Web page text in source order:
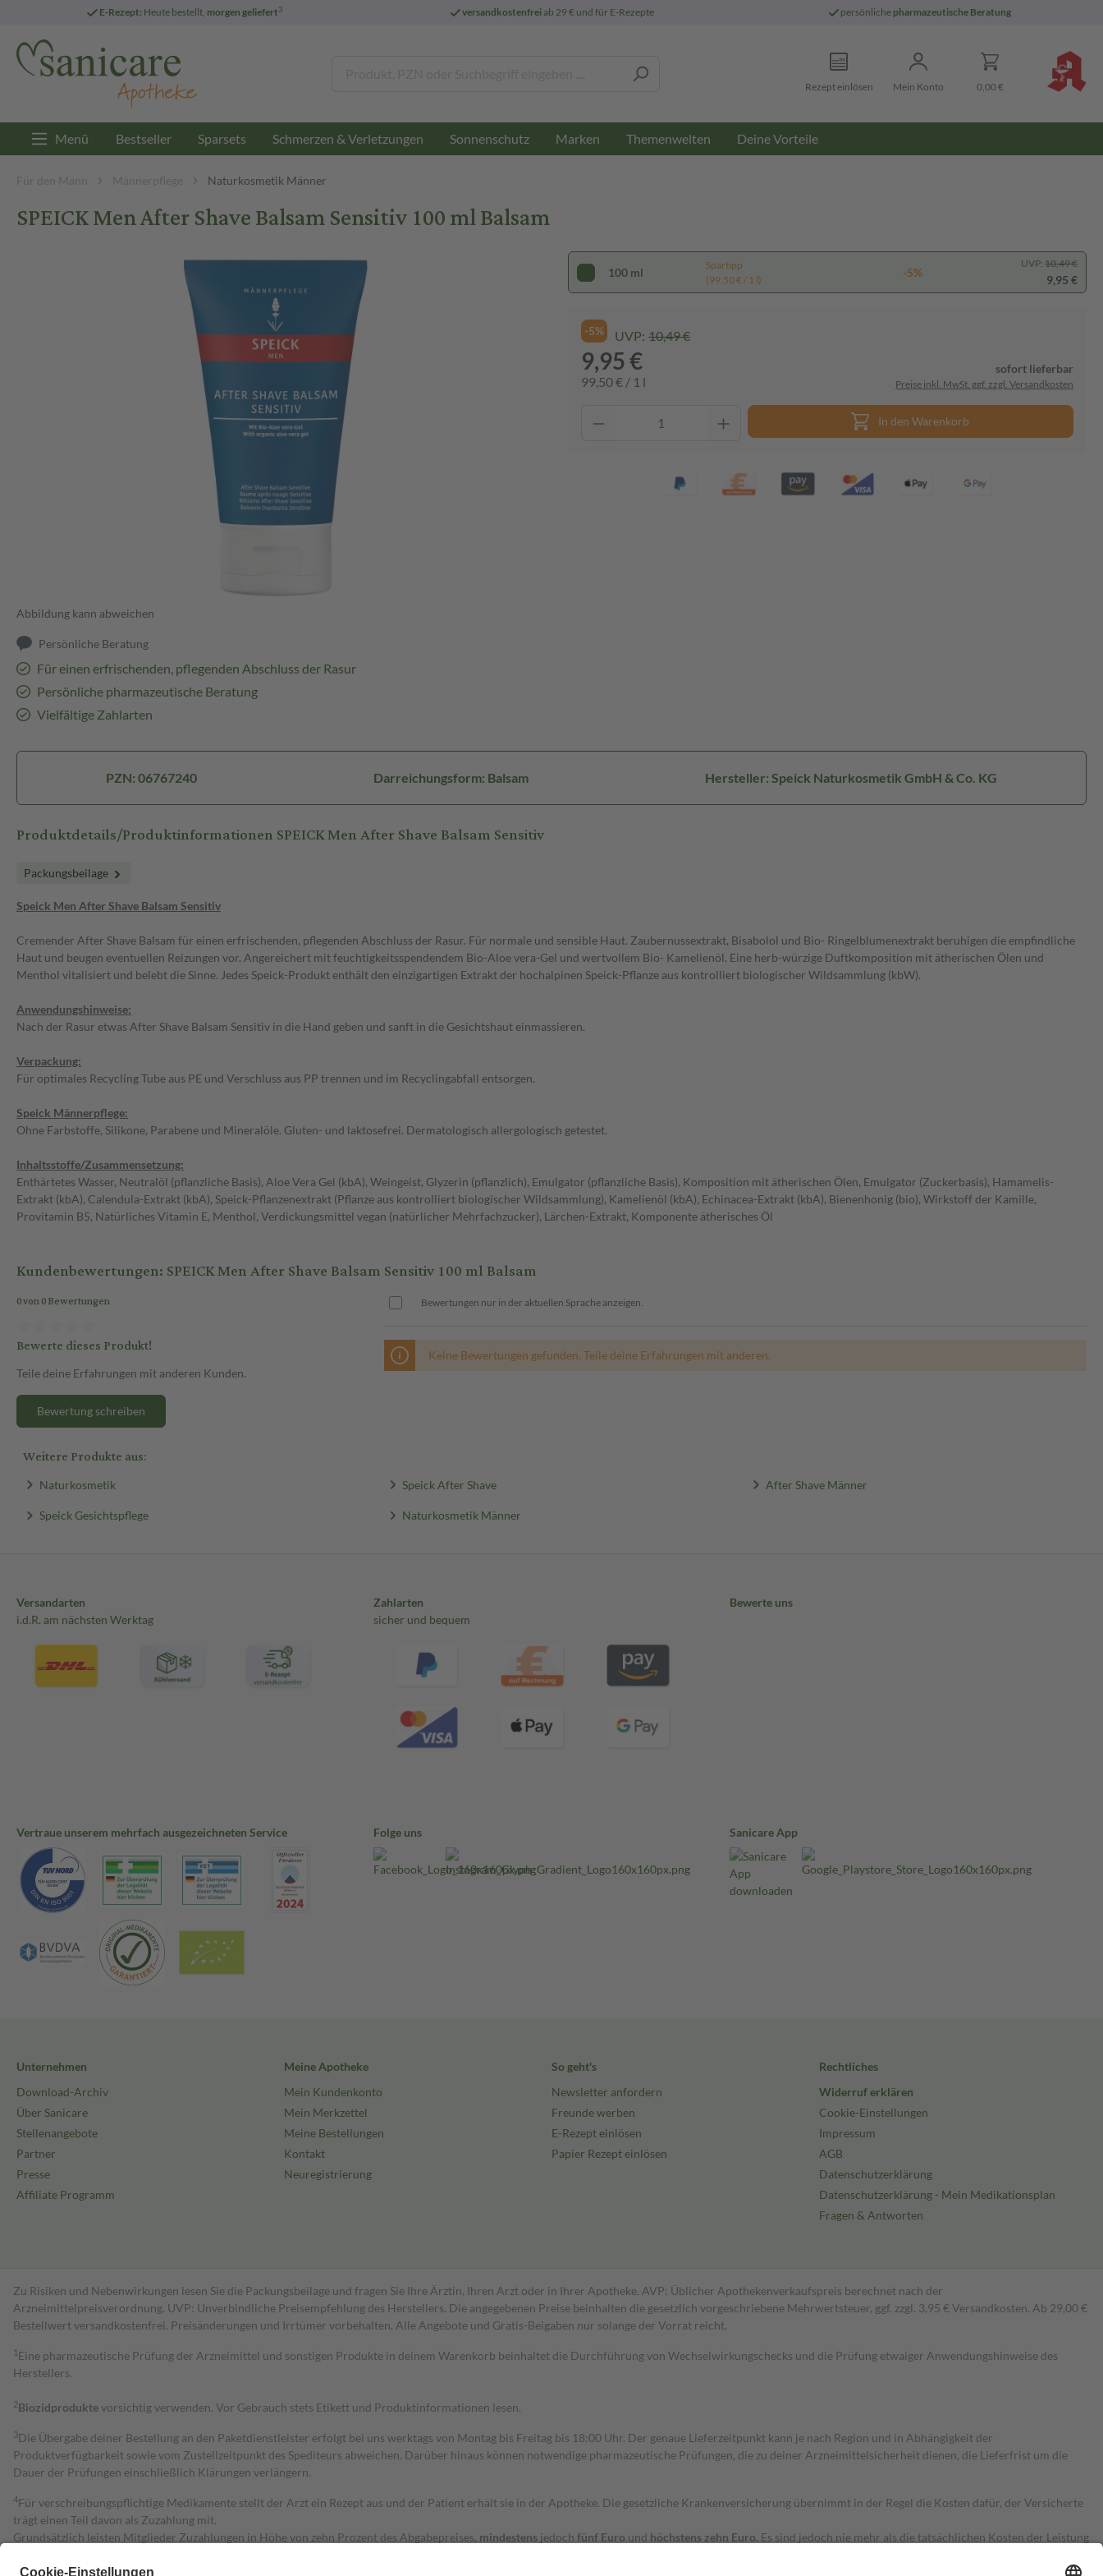
E-Rezept: Heute bestellt, morgen geliefert3 versandkostenfreiab 29 € und für E-Rezepte persönliche pharmazeutische Beratung
Rezept einlösen Mein Konto 0,00 €
Menü Bestseller Sparsets Schmerzen & Verletzungen Sonnenschutz Marken Themenwelten Deine Vorteile
Für den Mann Männerpflege Naturkosmetik Männer
SPEICK Men After Shave Balsam Sensitiv 100 ml Balsam
Abbildung kann abweichen
Persönliche Beratung
Für einen erfrischenden, pflegenden Abschluss der Rasur
Persönliche pharmazeutische Beratung
Vielfältige Zahlarten
100 ml
Spartipp
(99,50 € / 1 l)
-5%
UVP: 10,49 €
9,95 €
-5% UVP: 10,49 €
9,95 €
99,50 € / 1 l
sofort lieferbar
Preise inkl. MwSt. ggf. zzgl. Versandkosten
In den Warenkorb
PZN: 06767240 Darreichungsform: Balsam Hersteller: Speick Naturkosmetik GmbH & Co. KG
Produktdetails/Produktinformationen SPEICK Men After Shave Balsam Sensitiv
Packungsbeilage
Speick Men After Shave Balsam Sensitiv
Cremender After Shave Balsam für einen erfrischenden, pflegenden Abschluss der Rasur. Für normale und sensible Haut. Zaubernussextrakt, Bisabolol und Bio- Ringelblumenextrakt beruhigen die empfindliche
Haut und beugen eventuellen Reizungen vor. Angereichert mit feuchtigkeitsspendendem Bio-Aloe vera-Gel und wertvollem Bio- Kamelienöl. Eine herb-würzige Duftkomposition mit ätherischen Ölen und
Menthol vitalisiert und belebt die Sinne. Jedes Speick-Produkt enthält den einzigartigen Extrakt der hochalpinen Speick-Pflanze aus kontrolliert biologischer Wildsammlung (kbW).
Anwendungshinweise:
Nach der Rasur etwas After Shave Balsam Sensitiv in die Hand geben und sanft in die Gesichtshaut einmassieren.
Verpackung:
Für optimales Recycling Tube aus PE und Verschluss aus PP trennen und im Recyclingabfall entsorgen.
Speick Männerpflege:
Ohne Farbstoffe, Silikone, Parabene und Mineralöle. Gluten- und laktosefrei. Dermatologisch allergologisch getestet.
Inhaltsstoffe/Zusammensetzung:
Enthärtetes Wasser, Neutralöl (pflanzliche Basis), Aloe Vera Gel (kbA), Weingeist, Glyzerin (pflanzlich), Emulgator (pflanzliche Basis), Komposition mit ätherischen Ölen, Emulgator (Zuckerbasis), Hamamelis-
Extrakt (kbA), Calendula-Extrakt (kbA), Speick-Pflanzenextrakt (Pflanze aus kontrolliert biologischer Wildsammlung), Kamelienöl (kbA), Echinacea-Extrakt (kbA), Bienenhonig (bio), Wirkstoff der Kamille,
Provitamin B5, Natürliches Vitamin E, Menthol, Verdickungsmittel vegan (natürlicher Mehrfachzucker), Lärchen-Extrakt, Komponente ätherisches Öl
Kundenbewertungen: SPEICK Men After Shave Balsam Sensitiv 100 ml Balsam
0 von 0 Bewertungen
Bewerte dieses Produkt!
Teile deine Erfahrungen mit anderen Kunden.
Bewertung schreiben
Bewertungen nur in der aktuellen Sprache anzeigen.
Keine Bewertungen gefunden. Teile deine Erfahrungen mit anderen.
Weitere Produkte aus:
Naturkosmetik Speick After Shave After Shave Männer
Speick Gesichtspflege Naturkosmetik Männer
Versandarten
i.d.R. am nächsten Werktag
Zahlarten
sicher und bequem
Bewerte uns
Vertraue unserem mehrfach ausgezeichneten Service Folge uns Sanicare App
Unternehmen
Download-Archiv
Über Sanicare
Stellenangebote
Partner
Presse
Affiliate Programm
Meine Apotheke
Mein Kundenkonto
Mein Merkzettel
Meine Bestellungen
Kontakt
Neuregistrierung
So geht's
Newsletter anfordern
Freunde werben
E-Rezept einlösen
Papier Rezept einlösen
Rechtliches
Widerruf erklären
Cookie-Einstellungen
Impressum
AGB
Datenschutzerklärung
Datenschutzerklärung - Mein Medikationsplan
Fragen & Antworten
Zu Risiken und Nebenwirkungen lesen Sie die Packungsbeilage und fragen Sie Ihre Ärztin, Ihren Arzt oder in Ihrer Apotheke. AVP: Üblicher Apothekenverkaufspreis berechnet nach der
Arzneimittelpreisverordnung. UVP: Unverbindliche Preisempfehlung des Herstellers. Die angegebenen Preise beinhalten die gesetzlich vorgeschriebene Mehrwertsteuer, ggf. zzgl. 3,95 € Versandkosten. Ab 29,00 €
Bestell­wert versand­kosten­frei. Preisänderungen und Irrtümer vorbehalten. Alle Angebote und Gratis-Beigaben nur solange der Vorrat reicht.
1 Eine pharmazeutische Prüfung der Arzneimittel und sonstigen Produkte in deinem Warenkorb beinhaltet die Durchführung von Wechselwirkungschecks und die Prüfung etwaiger Anwendungshinweise des
Herstellers.
2Biozidproduktevorsichtig verwenden. Vor Gebrauch stets Etikett und Produktinformationen lesen.
3Die Übergabe deiner Bestellung an den Paketdienstleister erfolgt bei uns werktags von Montag bis Freitag bis 18:00 Uhr. Der genaue Lieferzeitpunkt kann je nach Region und in Abhängigkeit der
Produktverfügbarkeit sowie vom Zustellzeitpunkt des Spediteurs abweichen. Darüber hinaus können notwendige pharmazeutische Prüfungen, die zu deiner Arzneimittelsicherheit dienen, die Lieferfrist um die
Dauer der Prüfungen einschließlich Klärungen verlängern.
4Für verschreibungspflichtige Medikamente stellt der Arzt ein Rezept aus und der Patient erhält sie in der Apotheke. Die gesetzliche Krankenversicherung übernimmt in der Regel die Kosten dafür, der Versicherte
trägt einen Teil davon als Zuzahlung mit.
Grundsätzlich leisten Mitglieder Zuzahlungen in Höhe von zehn Prozent des Abgabepreises, mindestens jedoch fünf Euro und höchstens zehn Euro. Es sind jedoch nie mehr als die tatsächlichen Kosten der Leistung
Diese Regeln gelten grundsätzlich auch für Online-Apotheken.